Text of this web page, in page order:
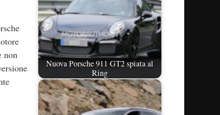
non
Nuova Porsche 911 GT2 spiata al
Ring